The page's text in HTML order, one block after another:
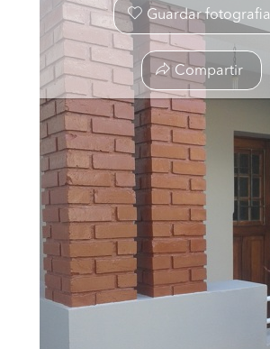
Guardar fotografia
Compartir